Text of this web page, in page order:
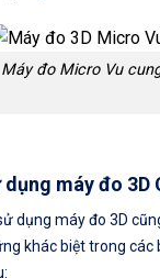
Máy đo Micro Vu
máy đo 3D
dụng máy đo 3D
khác biệt trong